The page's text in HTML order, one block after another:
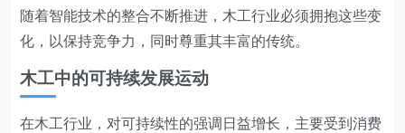
随着智能技术的整合不断推进，木工行业必须拥抱这些变
化，以保持竞争力，同时尊重其丰富的传统。
木工中的可持续发展运动
在木工行业，对可持续性的强调日益增长，主要受到消费